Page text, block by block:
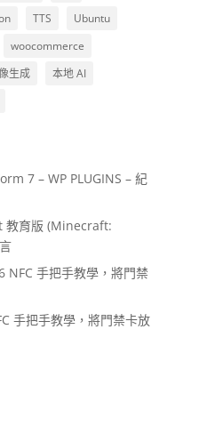
TTS
Ubuntu
woocommerce
生成
本地 AI
7 – WP PLUGINS – 紀
教育版 (Minecraft:
NFC 手把手教學，將門禁
手把手教學，將門禁卡放